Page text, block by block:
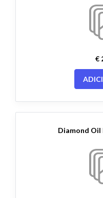
€
Diamond Oil